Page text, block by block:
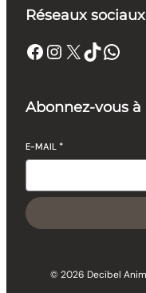
Réseaux sociaux
Facebook Instagram X TikTok WhatsApp
Abonnez-vous
E-MAIL *
© 2026 Decibel